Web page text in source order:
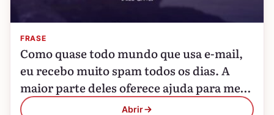
FRASE
Como quase todo mundo que usa e-mail,
eu recebo muito spam todos os dias. A
maior parte deles oferece ajuda para me
tirar das dívidas ou ficar rico…
Abrir